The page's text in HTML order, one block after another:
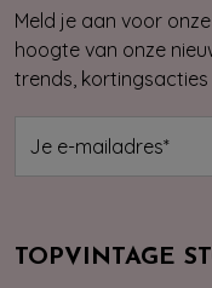
Meld je aan voor
hoogte van onze
trends, kortingsacties
TOPVINTAGE